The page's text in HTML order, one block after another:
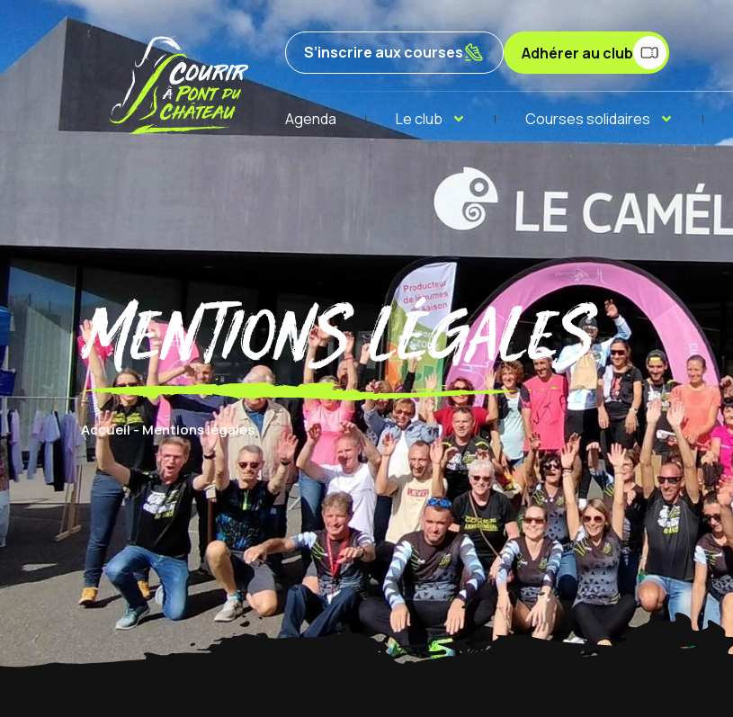
S’inscrire aux courses Adhérer au club
Agenda Le club Courses solidaires
Mentions légales
Accueil-Mentions légales